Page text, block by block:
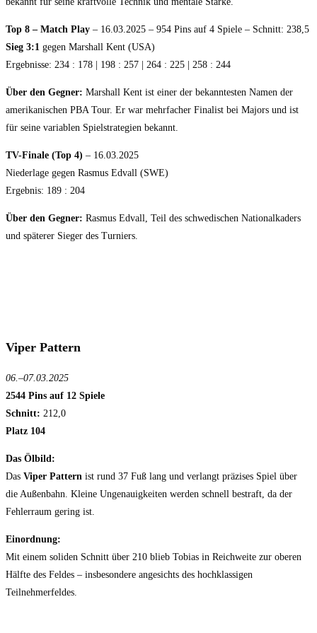
Top 8 – Match Play – 16.03.2025 – 954 Pins auf 4 Spiele – Schnitt: 238,5
Sieg 3:1 gegen Marshall Kent (USA)
Ergebnisse: 234 : 178 | 198 : 257 | 264 : 225 | 258 : 244
Über den Gegner: Marshall Kent ist einer der bekanntesten Namen der
amerikanischen PBA Tour. Er war mehrfacher Finalist bei Majors und ist
für seine variablen Spielstrategien bekannt.
TV-Finale (Top 4) – 16.03.2025
Niederlage gegen Rasmus Edvall (SWE)
Ergebnis: 189 : 204
Über den Gegner: Rasmus Edvall, Teil des schwedischen Nationalkaders
und späterer Sieger des Turniers.
Viper Pattern
06.–07.03.2025
2544 Pins auf 12 Spiele
Schnitt: 212,0
Platz 104
Das Ölbild:
Das Viper Pattern ist rund 37 Fuß lang und verlangt präzises Spiel über
die Außenbahn. Kleine Ungenauigkeiten werden schnell bestraft, da der
Fehlerraum gering ist.
Einordnung:
Mit einem soliden Schnitt über 210 blieb Tobias in Reichweite zur oberen
Hälfte des Feldes – insbesondere angesichts des hochklassigen
Teilnehmerfeldes.